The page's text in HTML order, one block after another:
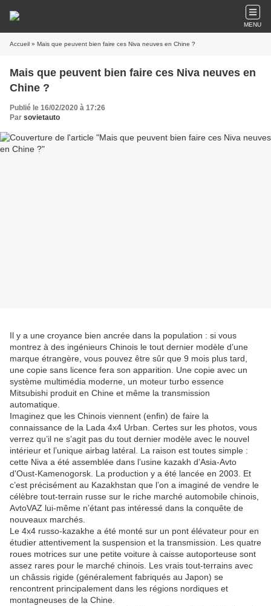
MENU
Accueil » Mais que peuvent bien faire ces Niva neuves en Chine ?
Mais que peuvent bien faire ces Niva neuves en
Chine ?
Publié le 16/02/2020 à 17:26
Par sovietauto
Il y a une croyance bien ancrée dans la population : si vous
montrez à des ingénieurs Chinois le tout dernier modèle d’une
marque étrangère, vous pouvez être sûr que 9 mois plus tard,
une copie sans licence fera son apparition. Une copie avec un
système multimédia moderne, un moteur turbo essence
Mitsubishi produit en Chine et même la transmission
automatique.
Imaginez que les Chinois viennent (enfin) de faire la
connaissance de la Lada 4x4 Urban. Certes sur les photos, vous
verrez qu’il ne s’agit pas du tout dernier modèle avec le nouvel
intérieur et l’unique airbag latéral. La raison est toutes simple :
cette Niva a été assemblée dans l’usine kazakh d’Asia-Avto
d'Oust-Kamenogorsk. La production y a été lancée en 2003. Et
c’est précisément au Kazakhstan que l’on a imaginé de vendre le
célèbre tout-terrain russe sur le riche marché automobile chinois,
AvtoVAZ lui-même n’étant pas intéressé dans la conquête de
nouveaux marchés.
Le 4x4 russo-kazakhe a été monté sur un pont élévateur pour en
étudier attentivement la suspension et la transmission. Les quatre
roues motrices sur une petite voiture à caisse autoporteuse sont
assez rares pour le marché chinois. Les vrais tout-terrains avec
un châssis rigide (généralement fabriqués au Japon) se
rencontrent principalement dans les régions nordiques et
montagneuses de la Chine.